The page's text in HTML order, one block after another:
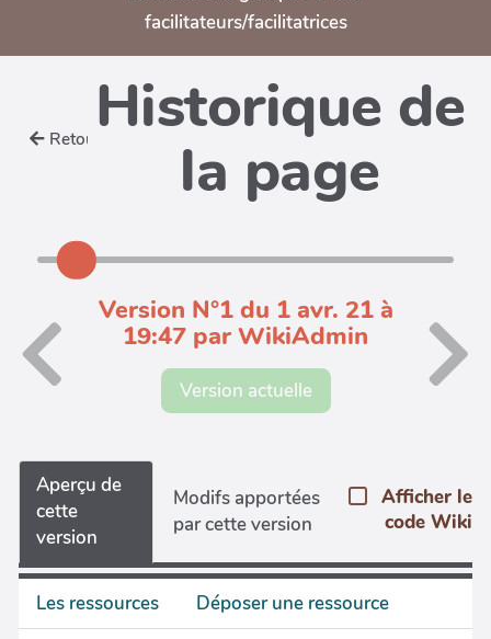
facilitateurs/facilitatrices
Retour Historique de
la page
Version N°1 du 1 avr. 21 à
19:47 par WikiAdmin
Version actuelle
Aperçu de
cette
version
Modifs apportées
par cette version
Afficher le
code Wiki